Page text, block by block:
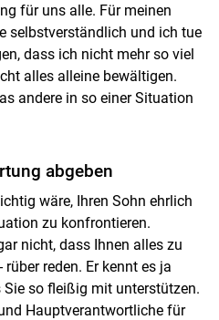
für uns alle. Für meinen
selbstverständlich und ich tue
dass ich nicht mehr so viel
alles alleine bewältigen.
andere in so einer Situation
abgeben
wäre, Ihren Sohn ehrlich
zu konfrontieren.
nicht, dass Ihnen alles zu
reden. Er kennt es ja
so fleißig mit unterstützen.
Hauptverantwortliche für